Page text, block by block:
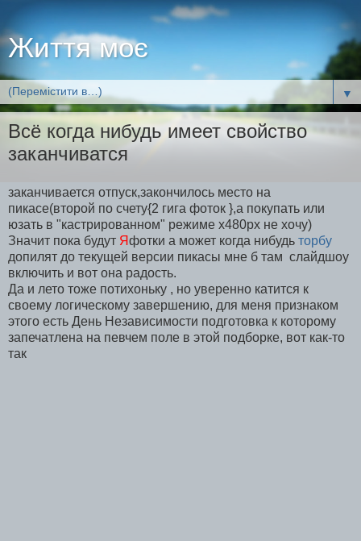
Життя моє
▼
Всё когда нибудь имеет свойство
заканчиватся
заканчивается отпуск,закончилось место на
пикасе(второй по счету{2 гига фоток },а покупать или
юзать в "кастрированном" режиме x480px не хочу)
Значит пока будут Яфотки а может когда нибудь торбу
допилят до текущей версии пикасы мне б там слайдшоу
включить и вот она радость.
Да и лето тоже потихоньку , но уверенно катится к
своему логическому завершению, для меня признаком
этого есть День Независимости подготовка к которому
запечатлена на певчем поле в этой подборке, вот как-то
так